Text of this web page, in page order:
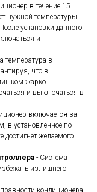
в течение 15
нужной температуры.
установки данного
и
температура в
что в
жарко.
и выключаться в
включается за
в установленное по
желаемого
- Система
излишнего
кондиционера